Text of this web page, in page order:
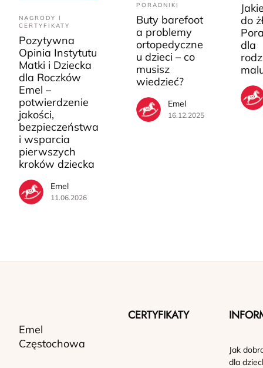
NAGRODY I
CERTYFIKATY
Pozytywna
Opinia Instytutu
Matki i Dziecka
dla Roczków
Emel –
potwierdzenie
jakości,
bezpieczeństwa
i wsparcia
pierwszych
kroków dziecka
Emel
11.06.2026
PORADNIKI
Buty barefoot
a problemy
ortopedyczne
u dzieci – co
musisz
wiedzieć?
Emel
16.12.2025
do
dla
Emel
Częstochowa
CERTYFIKATY
Jak
dla